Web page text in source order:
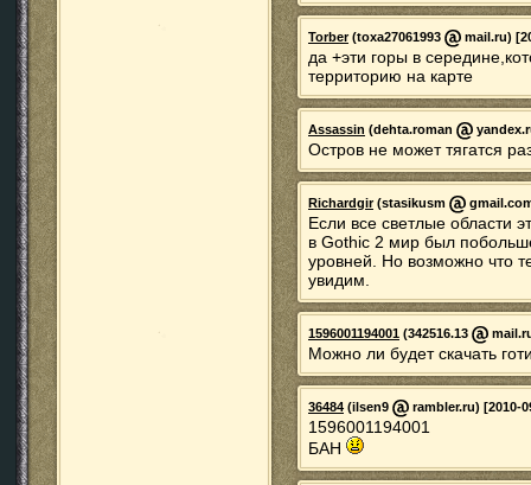
Torber(toxa27061993 mail.ru)
да +эти горы в
территорию на карте
Assassin (dehta.roman
Остров не может тягатся
Richardgir(stasikusm
Если все светлые области
в Gothic 2 мир был
уровней. Но возможно что
увидим.
1596001194001 (342516.13
Можно ли будет скачать
36484 (ilsen9 rambler.ru) [2010-
1596001194001
БАН